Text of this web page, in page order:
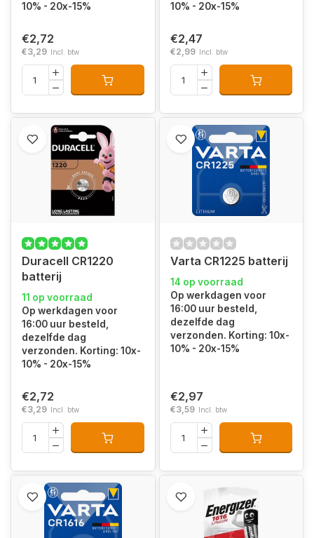
10% - 20x-15%
€2,72
€3,29 Incl. btw
10% - 20x-15%
€2,47
€2,99 Incl. btw
Duracell CR1220
batterij
11 op voorraad
Op werkdagen voor
16:00 uur besteld,
dezelfde dag
verzonden. Korting: 10x-
10% - 20x-15%
€2,72
€3,29 Incl. btw
Varta CR1225 batterij
14 op voorraad
Op werkdagen voor
16:00 uur besteld,
dezelfde dag
verzonden. Korting: 10x-
10% - 20x-15%
€2,97
€3,59 Incl. btw